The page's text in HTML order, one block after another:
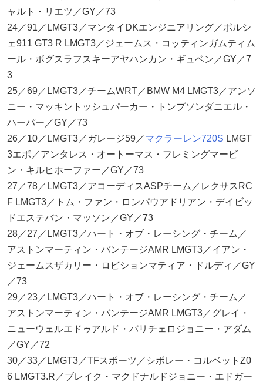
ャルト・リエツ／GY／73
24／91／LMGT3／マンタイDKエンジニアリング／ポルシ
ェ911 GT3 R LMGT3／ジェームス・コッティンガムティム
ール・ボグスラフスキーアヤハンカン・ギュベン／GY／7
3
25／69／LMGT3／チームWRT／BMW M4 LMGT3／アンソ
ニー・マッキントッシュパーカー・トンプソンダニエル・
ハーパー／GY／73
26／10／LMGT3／ガレージ59／マクラーレン720S LMGT
3エボ／アンタレス・オートーマス・フレミングマービ
ン・キルヒホーファー／GY／73
27／78／LMGT3／アコーディスASPチーム／レクサスRC
F LMGT3／トム・ファン・ロンパウアドリアン・デイビッ
ドエステバン・マッソン／GY／73
28／27／LMGT3／ハート・オブ・レーシング・チーム／
アストンマーティン・バンテージAMR LMGT3／イアン・
ジェームスザカリー・ロビションマティア・ドルディ／GY
／73
29／23／LMGT3／ハート・オブ・レーシング・チーム／
アストンマーティン・バンテージAMR LMGT3／グレイ・
ニューウェルエドゥアルド・バリチェロジョニー・アダム
／GY／72
30／33／LMGT3／TFスポーツ／シボレー・コルベットZ0
6 LMGT3.R／ブレイク・マクドナルドジョニー・エドガー